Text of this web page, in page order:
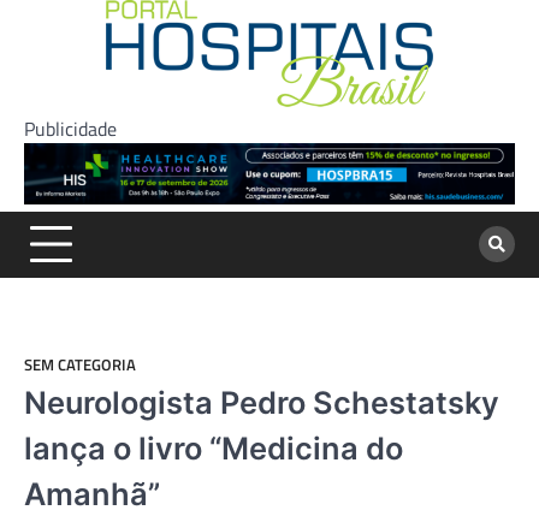
Publicidade
SEM CATEGORIA
Neurologista Pedro Schestatsky
lança o livro “Medicina do
Amanhã”